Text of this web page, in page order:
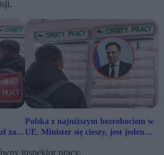
za
Polska z najniższym bezrobociem w
UE. Minister się cieszy, jest jeden
inspektor pracy.